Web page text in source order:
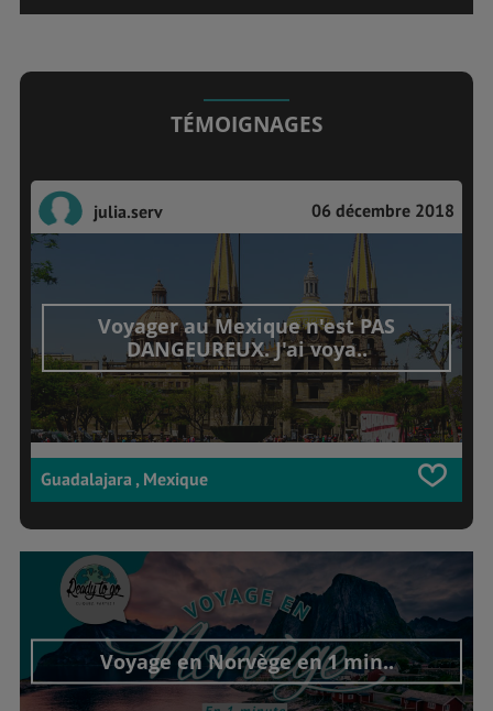
TÉMOIGNAGES
julia.serv 06 décembre 2018
Voyager au Mexique n'est PAS
DANGEUREUX. J'ai voya..
Guadalajara , Mexique
Voyage en Norvège en 1 min..